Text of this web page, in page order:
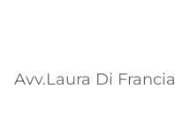
Avv.Laura Di Francia